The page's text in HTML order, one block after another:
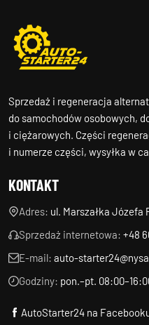
Sprzedaż i regeneracja
do samochodów osobowych,
i ciężarowych. Części
i numerze części, wysyłka w
KONTAKT
Adres: ul. Marszałka Józefa
Sprzedaż internetowa: +48
E-mail: auto-
Godziny: pon.–pt.
AutoStarter24 na